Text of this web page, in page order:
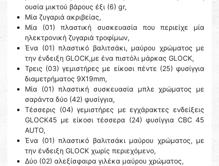
ουσία μικτού βάρους έξι (6) gr,
Μία ζυγαριά ακριβείας,
Μία (01) πλαστική συσκευασία που περιείχε μία
ηλεκτρονική ζυγαριά τροφίμων,
Ένα (01) πλαστικό βαλιτσάκι, μαύρου χρώματος με
την ένδειξη GLOCK,με ένα πιστόλι μάρκας GLOCK,
Τρεις (03) γεμιστήρες με είκοσι πέντε (25) φυσίγγια
διαμετρήματος 9Χ19mm,
Μία (01) πλαστική συσκευασία μπλε χρώματος με
σαράντα δύο (42) φυσίγγια,
Τέσσερις (04) γεμιστήρες με εγχάρακτες ενδείξεις
GLOCK45 με είκοσι τέσσερα (24) φυσίγγια CBC 45
AUTO,
Ένα (01) πλαστικό βαλιτσάκι μαύρου χρώματος, με
την ένδειξη GLOCK χωρίς περιεχόμενο,
Δύο (02) αλεξίσφαιρα γιλέκα μαύρου χρώματος,